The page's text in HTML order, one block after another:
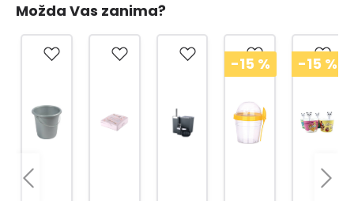
Možda Vas zanima?
-15% -15%